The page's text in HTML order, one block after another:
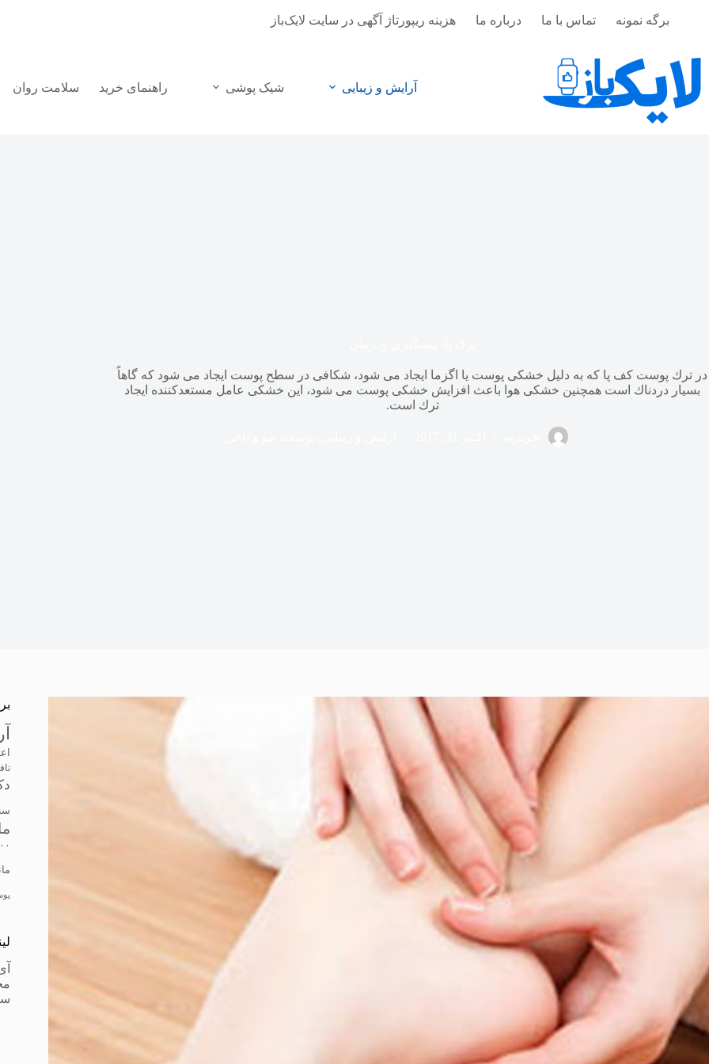
برگه نمونه تماس با ما درباره ما هزینه ریپورتاژ آگهی در سایت لایک‌باز
آرایش و زیبایی شیک پوشی راهنمای خرید سلامت روان
در ترك پوست كف پا كه به دلیل خشكی پوست یا اگزما ایجاد می شود، شكافی در سطح پوست ایجاد می شود كه گاهاً
بسیار دردناك است همچنین خشكی هوا باعث افزایش خشكی پوست می شود، این خشكی عامل مستعدكننده ایجاد
ترك است.